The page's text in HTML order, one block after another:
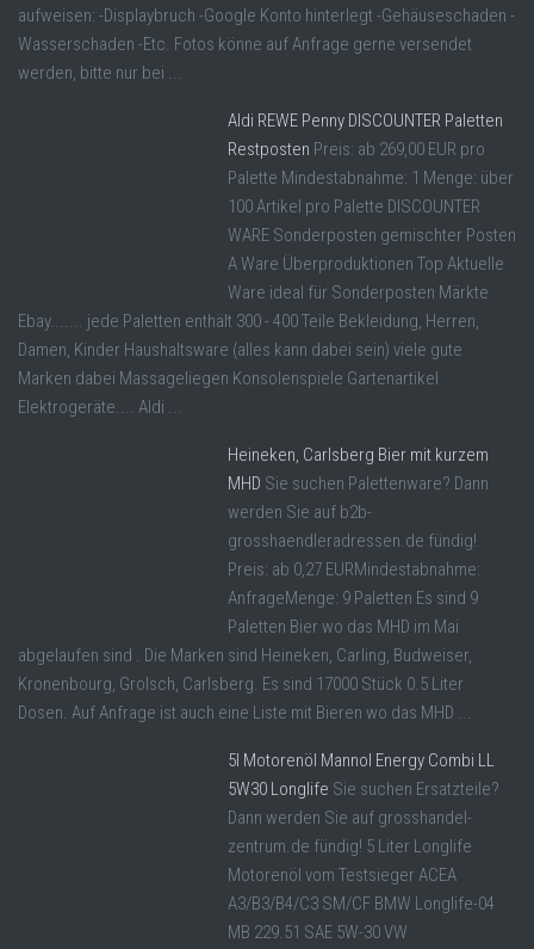
aufweisen: -Displaybruch -Google Konto hinterlegt -Gehäuseschaden -
Wasserschaden -Etc. Fotos könne auf Anfrage gerne versendet
werden, bitte nur bei ...
Aldi REWE Penny DISCOUNTER Paletten
Restposten Preis: ab 269,00 EUR pro
Palette Mindestabnahme: 1 Menge: über
100 Artikel pro Palette DISCOUNTER
WARE Sonderposten gemischter Posten
A Ware Überproduktionen Top Aktuelle
Ware ideal für Sonderposten Märkte
Ebay....... jede Paletten enthält 300 - 400 Teile Bekleidung, Herren,
Damen, Kinder Haushaltsware (alles kann dabei sein) viele gute
Marken dabei Massageliegen Konsolenspiele Gartenartikel
Elektrogeräte.... Aldi ...
Heineken, Carlsberg Bier mit kurzem
MHD Sie suchen Palettenware? Dann
werden Sie auf b2b-
grosshaendleradressen.de fündig!
Preis: ab 0,27 EURMindestabnahme:
AnfrageMenge: 9 Paletten Es sind 9
Paletten Bier wo das MHD im Mai
abgelaufen sind . Die Marken sind Heineken, Carling, Budweiser,
Kronenbourg, Grolsch, Carlsberg. Es sind 17000 Stück 0.5 Liter
Dosen. Auf Anfrage ist auch eine Liste mit Bieren wo das MHD ...
5l Motorenöl Mannol Energy Combi LL
5W30 Longlife Sie suchen Ersatzteile?
Dann werden Sie auf grosshandel-
zentrum.de fündig! 5 Liter Longlife
Motorenöl vom Testsieger ACEA
A3/B3/B4/C3 SM/CF BMW Longlife-04
MB 229.51 SAE 5W-30 VW